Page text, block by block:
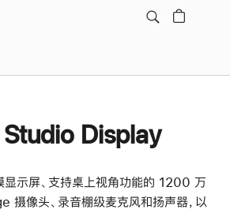
Display
示屏、支持桌上视角功能的 1200 万
像头、录音棚级麦克风和扬声器，以